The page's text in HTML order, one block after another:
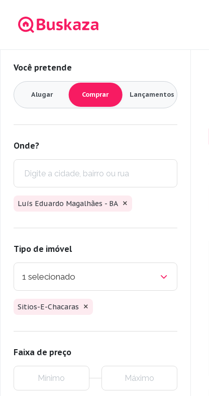
Você pretende
Alugar Comprar Lançamentos
Onde?
Luís Eduardo Magalhães - BA
Tipo de imóvel
1 selecionado
Sitios-E-Chacaras
Faixa de preço